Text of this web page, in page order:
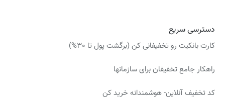
دسترسی سریع
کارت بانکیت رو تخفیفانی کن (برگشت پول تا 30%)
راهکار جامع تخفیفان برای سازمانها
کد تخفیف آنلاین- هوشمندانه خرید کن